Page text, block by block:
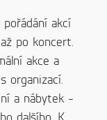
akcí
po koncert.
akce a
organizací.
a nábytek -